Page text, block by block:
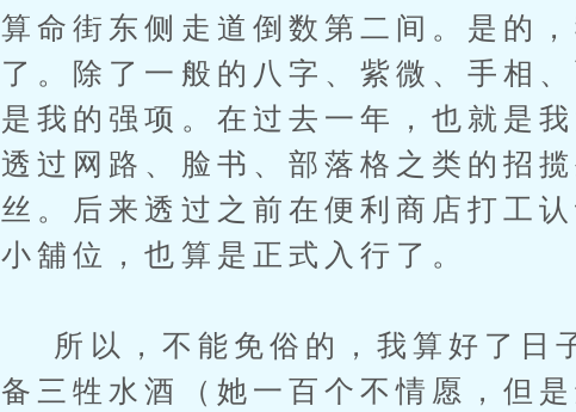
算命街东侧走道倒数第二间。是的
了。除了一般的八字、紫微、手相
是我的强项。在过去一年，也就是
透过网路、脸书、部落格之类的招
丝。后来透过之前在便利商店打工
小舖位，也算是正式入行了。
所以，不能免俗的，我算好了日
备三牲水酒（她一百个不情愿，但